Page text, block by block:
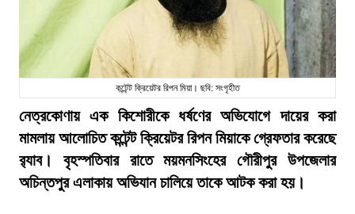
কন্টেন্ট ক্রিয়েটর রিপন মিয়া। ছবি: সংগৃহীত
নেত্রকোণায় এক কিশোরীকে ধর্ষণের অভিযোগে দায়ের করা
মামলায় আলোচিত কন্টেন্ট ক্রিয়েটর রিপন মিয়াকে গ্রেফতার করেছে
র‍্যাব। বৃহস্পতিবার রাতে ময়মনসিংহের গৌরীপুর উপজেলার
অচিন্তপুর এলাকায় অভিযান চালিয়ে তাকে আটক করা হয়।